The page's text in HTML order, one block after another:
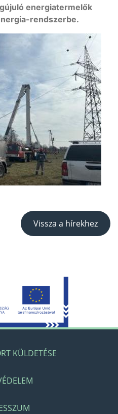
energiatermelők
rendszerbe.
Vissza a hírekhez
KÜLDETÉSE